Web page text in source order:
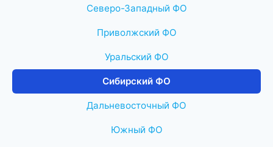
Северо-Западный ФО
Приволжский ФО
Уральский ФО
Сибирский ФО
Дальневосточный ФО
Южный ФО